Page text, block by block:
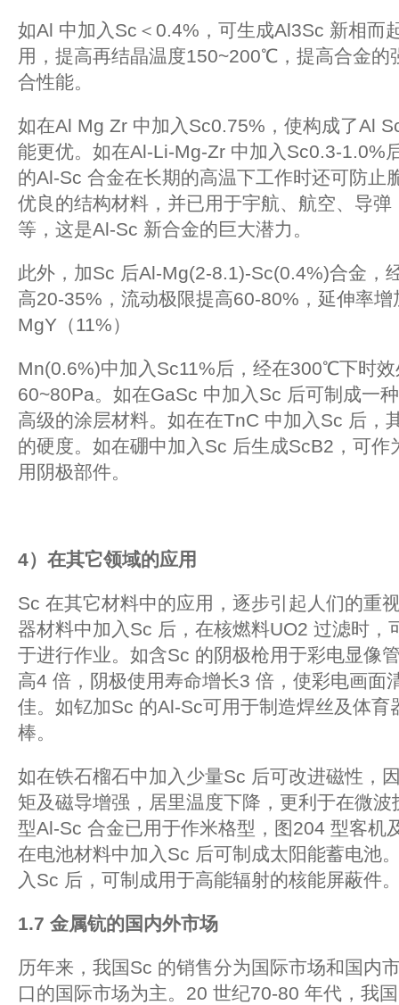
如Al 中加入Sc＜0.4%，可生成Al3Sc 新相而
用，提高再结晶温度150~200℃，提高合金的
合性能。
如在Al Mg Zr 中加入Sc0.75%，使构成了Al
能更优。如在Al-Li-Mg-Zr 中加入Sc0.3-1.0%
的Al-Sc 合金在长期的高温下工作时还可防止
优良的结构材料，并已用于宇航、航空、导
等，这是Al-Sc 新合金的巨大潜力。
此外，加Sc 后Al-Mg(2-8.1)-Sc(0.4%)合金，
高20-35%，流动极限提高60-80%，延伸率
MgY（11%）
Mn(0.6%)中加入Sc11%后，经在300℃下时
60~80Pa。如在GaSc 中加入Sc 后可制成一
高级的涂层材料。如在在TnC 中加入Sc 后，
的硬度。如在硼中加入Sc 后生成ScB2，可作
用阴极部件。
4）在其它领域的应用
Sc 在其它材料中的应用，逐步引起人们的重
器材料中加入Sc 后，在核燃料UO2 过滤时，
于进行作业。如含Sc 的阴极枪用于彩电显像
高4 倍，阴极使用寿命增长3 倍，使彩电画面
佳。如钇加Sc 的Al-Sc可用于制造焊丝及体育
棒。
如在铁石榴石中加入少量Sc 后可改进磁性，
矩及磁导增强，居里温度下降，更利于在微
型Al-Sc 合金已用于作米格型，图204 型客机
在电池材料中加入Sc 后可制成太阳能蓄电池
入Sc 后，可制成用于高能辐射的核能屏蔽件
1.7 金属钪的国内外市场
历年来，我国Sc 的销售分为国际市场和国内
口的国际市场为主。20 世纪70-80 年代，我